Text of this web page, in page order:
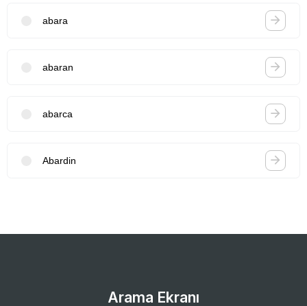
abara
abaran
abarca
Abardin
Arama Ekranı